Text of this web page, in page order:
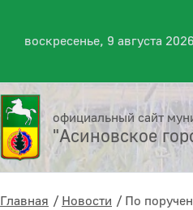
воскресенье, 9 августа
официальный сайт
"Асиновское
Главная Новости
По